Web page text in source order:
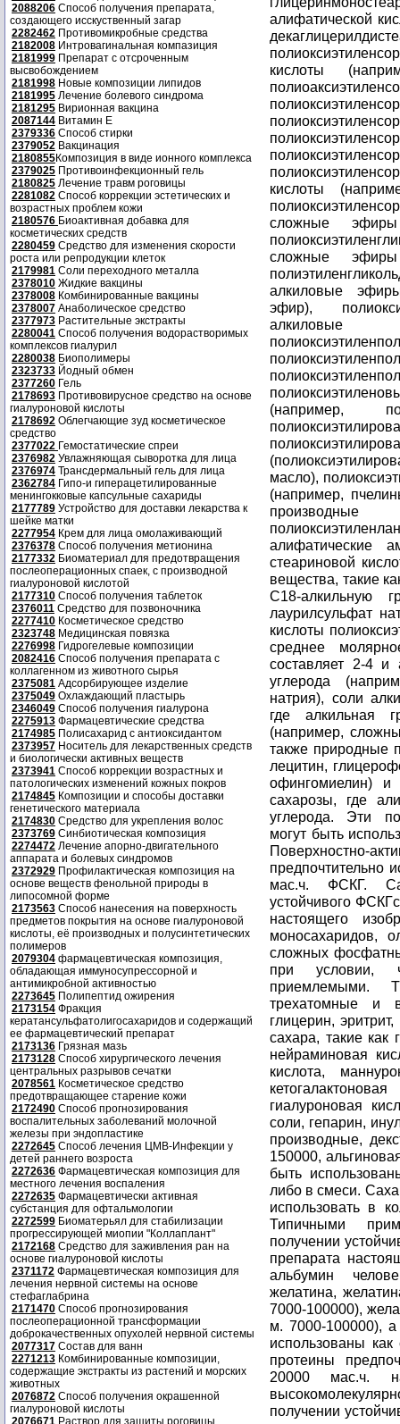
2088206 Способ получения препарата,
создающего исскуственный загар
2282462 Противомикробные средства
2182008 Интровагинальная компазиция
2181999 Препарат с отсроченным
высвобождением
2181998 Новые композиции липидов
2181995 Лечение болевого синдрома
2181295 Вирионная вакцина
2087144 Витамин Е
2379336 Способ стирки
2379052 Вакцинация
2180855Композиция в виде ионного комплекса
2379025 Противоинфекционный гель
2180825 Лечение травм роговицы
2281082 Способ коррекции эстетических и
возрастных проблем кожи
2180576 Биоактивная добавка для
косметических средств
2280459 Средство для изменения скорости
роста или репродукции клеток
2179981 Соли переходного металла
2378010 Жидкие вакцины
2378008 Комбинированные вакцины
2378007 Анаболическое средство
2377973 Растительные экстракты
2280041 Способ получения водорастворимых
комплексов гиалурил
2280038 Биополимеры
2323733 Йодный обмен
2377260 Гель
2178693 Противовирусное средство на основе
гиалуроновой кислоты
2178692 Облегчающие зуд косметическое
средство
2377022 Гемостатические спреи
2376982 Увлажняющая сыворотка для лица
2376974 Трансдермальный гель для лица
2362784 Гипо-и гиперацетилированные
менингокковые капсульные сахариды
2177789 Устройство для доставки лекарства к
шейке матки
2277954 Крем для лица омолаживающий
2376378 Способ получения метионина
2177332 Биоматериал для предотвращения
послеоперационных спаек, с производной
гиалуроновой кислотой
2177310 Способ получения таблеток
2376011 Средство для позвоночника
2277410 Косметическое средство
2323748 Медицинская повязка
2276998 Гидрогелевые композиции
2082416 Способ получения препарата с
коллагенном из животного сырья
2375081 Адсорбирующее изделие
2375049 Охлаждающий пластырь
2346049 Способ получения гиалурона
2275913 Фармацевтические средства
2174985 Полисахарид с антиоксидантом
2373957 Носитель для лекарственных средств
и биологически активных веществ
2373941 Способ коррекции возрастных и
патологических изменений кожных покров
2174845 Композиции и способы доставки
генетического материала
2174830 Средство для укрепления волос
2373769 Синбиотическая композиция
2274472 Лечение апорно-двигательного
аппарата и болевых синдромов
2372929 Профилактическая композиция на
основе веществ фенольной природы в
липосомной форме
2173563 Способ нанесения на поверхность
предметов покрытия на основе гиалуроновой
кислоты, её производных и полусинтетических
полимеров
2079304 фармацевтическая композиция,
обладающая иммуносупрессорной и
антимикробной активностью
2273645 Полипептид ожирения
2173154 Фракция
кератансульфатолигосахаридов и содержащий
ее фармацевтический препарат
2173136 Грязная мазь
2173128 Способ хирургического лечения
центральных разрывов сечатки
2078561 Косметическое средство
предотвращающее старение кожи
2172490 Способ прогнозирования
воспалительных заболеваний молочной
железы при эндопластике
2272645 Способ лечения ЦМВ-Инфекции у
детей раннего возроста
2272636 Фармацевтическая композиция для
местного лечения воспаления
2272635 Фармацевтически активная
субстанция для офтальмологии
2272599 Биоматерьял для стабилизации
прогрессирующей миопии "Коллаплант"
2172168 Средство для заживления ран на
основе гиалуроновой кислоты
2371172 Фармацевтическая композиция для
лечения нервной системы на основе
стефаглабрина
2171470 Способ прогнозирования
послеоперационной трансформации
доброкачественных опухолей нервной системы
2077317 Состав для ванн
2271213 Комбинированные композиции,
содержащие экстракты из растений и морских
животных
2076872 Способ получения окрашенной
гиалуроновой кислоты
2076671 Раствор для защиты роговицы